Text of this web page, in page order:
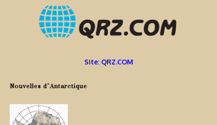
Site: QRZ.COM
Nouvelles d’Antarctique